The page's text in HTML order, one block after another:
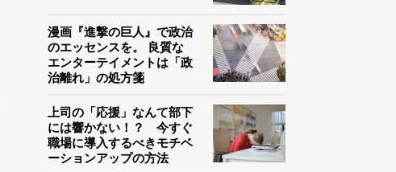
漫画『進撃の巨人』で政治
のエッセンスを。 良質な
エンターテイメントは「政
治離れ」の処方箋
上司の「応援」なんて部下
には響かない！？ 今すぐ
職場に導入するべきモチベ
ーションアップの方法